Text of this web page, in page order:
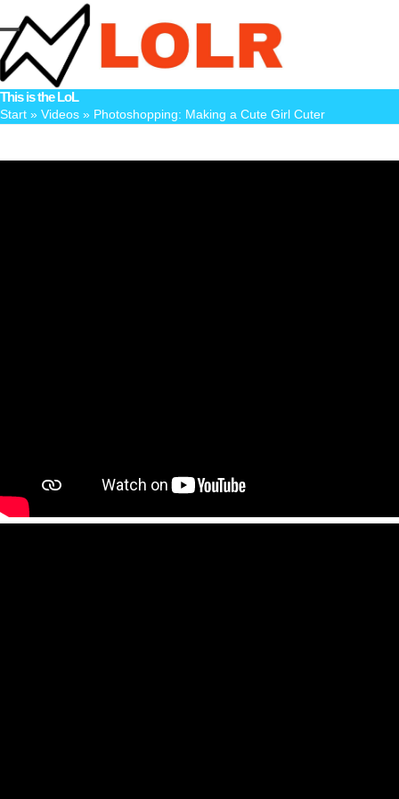
to
content
Open
mobile
menu
Close
mobile
menu
This is the LoL
Start » Videos » Photoshopping: Making a Cute Girl Cuter